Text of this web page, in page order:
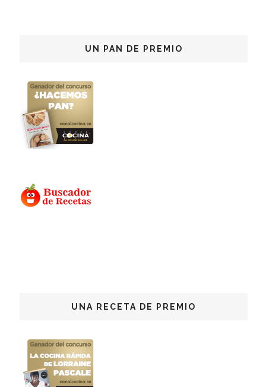
UN PAN DE PREMIO
UNA RECETA DE PREMIO